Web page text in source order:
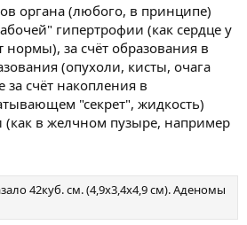
органа (любого, в принципе)
гипертрофии (как сердце у
нормы), за счёт образования в
(опухоли, кисты, очага
за счёт накопления в
"секрет", жидкость)
(как в желчном пузыре, например
42куб. см. (4,9x3,4x4,9 см). Аденомы